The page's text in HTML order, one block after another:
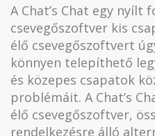
A Chat’s Chat egy nyílt
csevegőszoftver kis
élő csevegőszoftvert
könnyen telepíthető
és közepes csapatok
problémáit. A Chat’s
élő csevegőszoftver,
rendelkezésre álló